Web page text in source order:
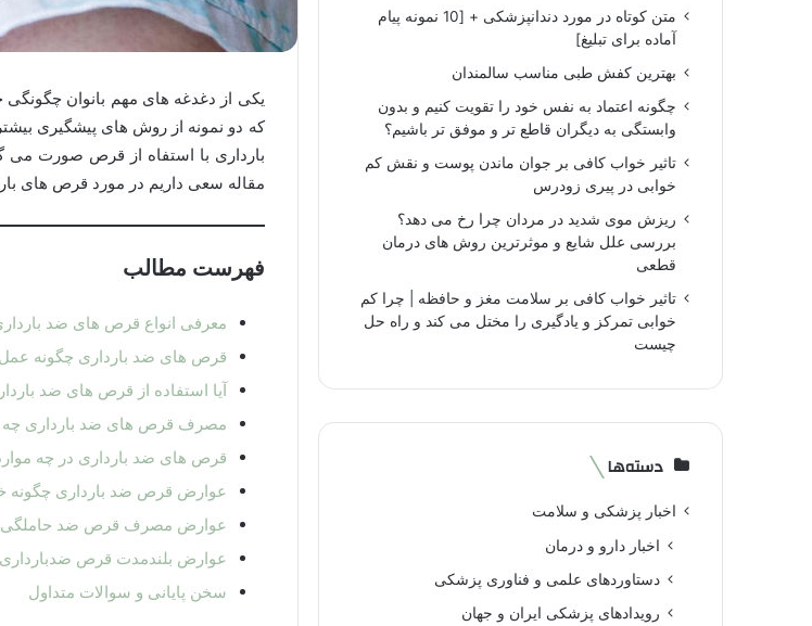
یکی از دغدغه های مهم بانوان چگونگی
که دو نمونه از روش های پیشگیری
بارداری با استفاه از قرص صورت می
مقاله سعی داریم در مورد قرص های
فهرست مطالب
معرفی انواع قرص های ضد
قرص های ضد بارداری چگونه
آیا استفاده از قرص های ضد
مصرف قرص های ضد بارداری چه
قرص های ضد بارداری در چه
عوارض قرص ضد بارداری چگونه
عوارض مصرف قرص ضد
عوارض بلندمدت قرص
سخن پایانی و سوالات متداول
متن کوتاه در مورد دندانپزشکی + [10 نمونه پیام
آماده برای تبلیغ]
بهترین کفش طبی مناسب سالمندان
چگونه اعتماد به نفس خود را تقویت کنیم و بدون
وابستگی به دیگران قاطع تر و موفق تر باشیم؟
تاثیر خواب کافی بر جوان ماندن پوست و نقش کم
خوابی در پیری زودرس
ریزش موی شدید در مردان چرا رخ می دهد؟
بررسی علل شایع و موثرترین روش های درمان
قطعی
تاثیر خواب کافی بر سلامت مغز و حافظه | چرا کم
خوابی تمرکز و یادگیری را مختل می کند و راه حل
چیست
دسته‌ها
اخبار پزشکی و سلامت
اخبار دارو و درمان
دستاوردهای علمی و فناوری پزشکی
رویدادهای پزشکی ایران و جهان